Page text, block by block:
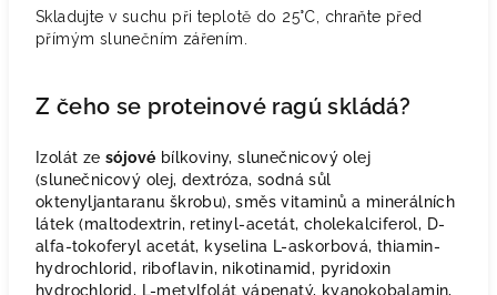
Skladujte v suchu při teplotě do 25°C, chraňte před
přímým slunečním zářením.
Z čeho se proteinové ragú skládá?
Izolát ze sójové bílkoviny, slunečnicový olej
(slunečnicový olej, dextróza, sodná sůl
oktenyljantaranu škrobu), směs vitaminů a minerálních
látek (maltodextrin, retinyl-acetát, cholekalciferol, D-
alfa-tokoferyl acetát, kyselina L-askorbová, thiamin-
hydrochlorid, riboflavin, nikotinamid, pyridoxin
hydrochlorid, L-metylfolát vápenatý, kyanokobalamin,